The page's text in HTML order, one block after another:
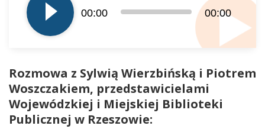
dźwiękowych
00:00 00:00
Rozmowa z Sylwią Wierzbińską i Piotrem
Woszczakiem, przedstawicielami
Wojewódzkiej i Miejskiej Biblioteki
Publicznej w Rzeszowie: